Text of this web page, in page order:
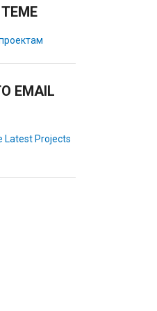
EMAIL
Latest Projects